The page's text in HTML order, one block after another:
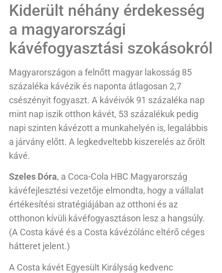
Kiderült néhány érdekesség
a magyarországi
kávéfogyasztási szokásokról
Magyarországon a felnőtt magyar lakosság 85
százaléka kávézik és naponta átlagosan 2,7
csészényit fogyaszt. A kávéivók 91 százaléka nap
mint nap iszik otthon kávét, 53 százalékuk pedig
napi szinten kávézott a munkahelyén is, legalábbis
a járvány előtt. A legkedveltebb kiszerelés az őrölt
kávé.
Szeles Dóra, a Coca-Cola HBC Magyarország
kávéfejlesztési vezetője elmondta, hogy a vállalat
értékesítési stratégiájában az otthoni és az
otthonon kívüli kávéfogyasztáson lesz a hangsúly.
(A Costa kávé és a Costa kávézólánc eltérő céges
hátteret jelent.)
A Costa kávét Egyesült Királyság kedvenc